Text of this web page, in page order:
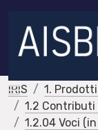
IRIS
1.
1.2
1.2.04 Voci